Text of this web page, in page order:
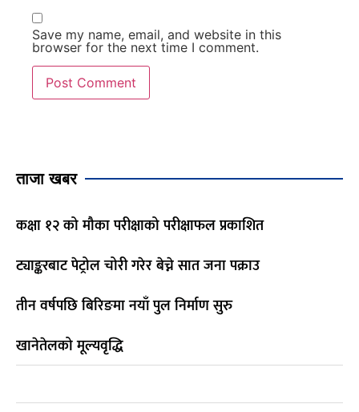
Save my name, email, and website in this
browser for the next time I comment.
ताजा खबर
कक्षा १२ को मौका परीक्षाको परीक्षाफल प्रकाशित
ट्याङ्करबाट पेट्रोल चोरी गरेर बेच्ने सात जना पक्राउ
तीन वर्षपछि बिरिङमा नयाँ पुल निर्माण सुरु
खानेतेलको मूल्यवृद्धि